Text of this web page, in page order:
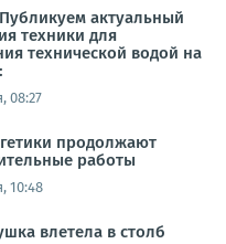
актуальный
техники для
технической водой на
08:27
продолжают
работы
10:48
влетела в столб